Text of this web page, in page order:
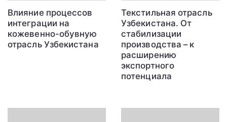
Влияние процессов
интеграции на
кожевенно-обувную
отрасль Узбекистана
Текстильная отрасль
Узбекистана. От
стабилизации
производства – к
расширению
экспортного
потенциала